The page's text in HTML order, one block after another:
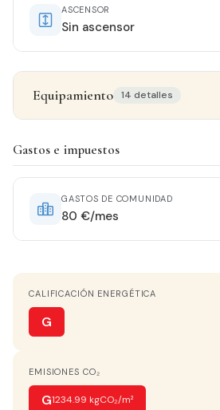
ASCENSOR
Sin ascensor
Equipamiento 14 detalles
ORIENTACIÓN
Este Oeste
AGUA CALIENTE
A la calle
Gastos e impuestos
GASTOS DE COMUNIDAD
80 €/mes
CALIFICACIÓN ENERGÉTICA
G
EMISIONES CO₂
G1234.99 kgCO₂/m²